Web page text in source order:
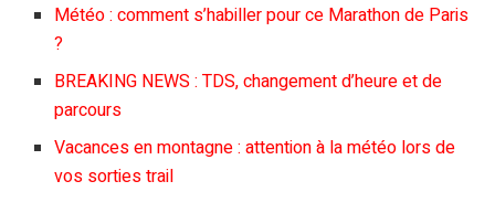
Météo : comment s’habiller pour ce Marathon de Paris
?
BREAKING NEWS : TDS, changement d’heure et de
parcours
Vacances en montagne : attention à la météo lors de
vos sorties trail